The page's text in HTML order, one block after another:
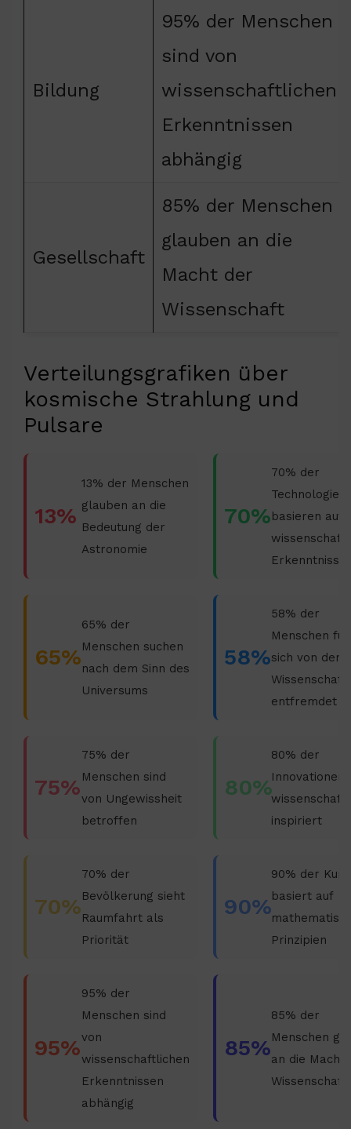
Bildung
95% der Menschen
sind von
wissenschaftlichen
Erkenntnissen
abhängig
Gesellschaft
85% der Menschen
glauben an die
Macht der
Wissenschaft
Verteilungsgrafiken über
kosmische Strahlung und
Pulsare
13%
13% der Menschen
glauben an die
Bedeutung der
Astronomie
70%
70% der
Technologien
basieren auf
65%
65% der
Menschen suchen
nach dem Sinn des
Universums
58%
58% der
Menschen
sich von der
Wissenschaft
entfremdet
75%
75% der
Menschen sind
von Ungewissheit
betroffen
80%
80% der
Innovationen
inspiriert
70%
70% der
Bevölkerung sieht
Raumfahrt als
Priorität
90%
90% der
basiert auf
Prinzipien
95%
95% der
Menschen sind
von
wissenschaftlichen
Erkenntnissen
abhängig
85%
85% der
Menschen
an die Macht
Wissenschaft